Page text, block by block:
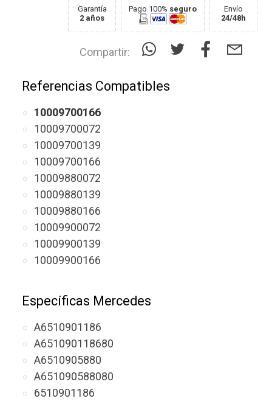
Garantía
2 años
Pago 100% seguro
Envío
24/48h
Compartir:
Referencias Compatibles
10009700166
10009700072
10009700139
10009700166
10009880072
10009880139
10009880166
10009900072
10009900139
10009900166
Específicas Mercedes
A6510901186
A651090118680
A6510905880
A651090588080
6510901186